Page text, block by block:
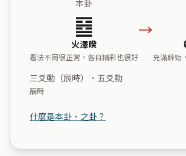
本卦
䷥
火澤睽
看法不同很正常，各自精彩也很好
→
充滿幹勁
三爻動（辰時）、五爻動
辰時
什麼是本卦、之卦？